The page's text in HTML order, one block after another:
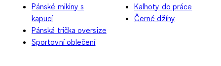
Pánské mikiny s
kapucí
Pánská trička oversize
Sportovní oblečení
Kalhoty do práce
Černé džíny